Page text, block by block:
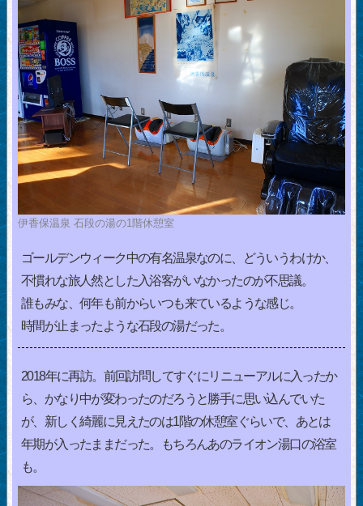
伊香保温泉 石段の湯の1階休憩室
ゴールデンウィーク中の有名温泉なのに、どういうわけか、
不慣れな旅人然とした入浴客がいなかったのが不思議。
誰もみな、何年も前からいつも来ているような感じ。
時間が止まったような石段の湯だった。
2018年に再訪。前回訪問してすぐにリニューアルに入ったか
ら、かなり中が変わったのだろうと勝手に思い込んでいた
が、新しく綺麗に見えたのは1階の休憩室ぐらいで、あとは
年期が入ったままだった。もちろんあのライオン湯口の浴室
も。